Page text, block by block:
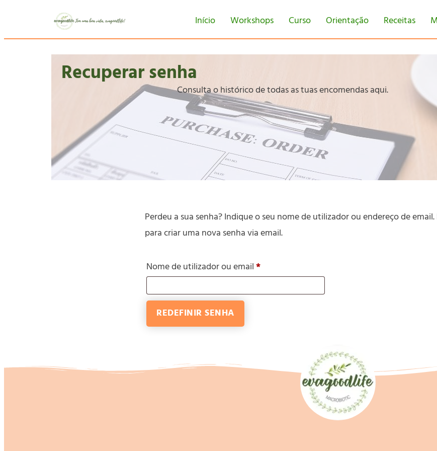
Início Workshops Curso Orientação Receitas
Recuperar senha
Consulta o histórico de todas as tuas encomendas aqui.
Perdeu a sua senha? Indique o seu nome de utilizador ou endereço de
para criar uma nova senha via email.
Nome de utilizador ou email*
REDEFINIR SENHA